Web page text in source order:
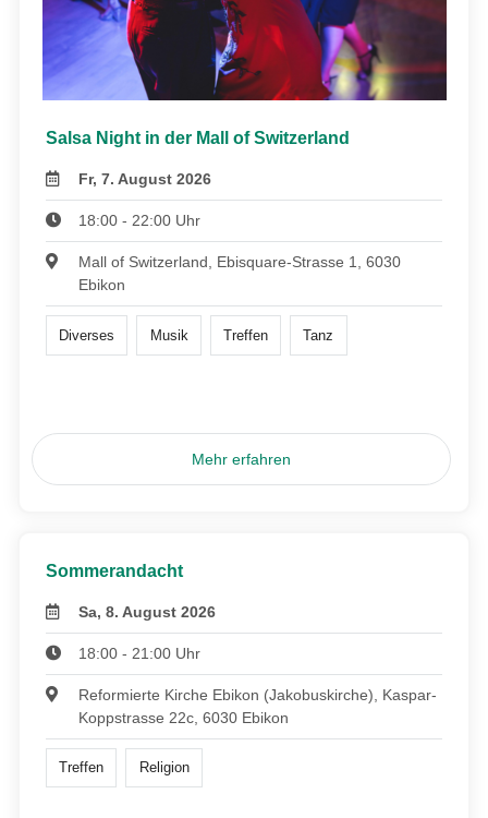
Salsa Night in der Mall of Switzerland
Fr, 7. August 2026
18:00 - 22:00 Uhr
Mall of Switzerland, Ebisquare-Strasse 1, 6030
Ebikon
Diverses Musik Treffen Tanz
Mehr erfahren
Sommerandacht
Sa, 8. August 2026
18:00 - 21:00 Uhr
Reformierte Kirche Ebikon (Jakobuskirche), Kaspar-
Koppstrasse 22c, 6030 Ebikon
Treffen Religion